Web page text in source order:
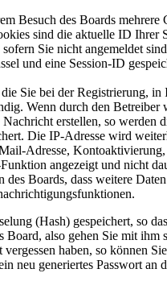
Besuch des Boards
sind die aktuelle ID
Sie nicht angemeldet
und eine Session-ID
Sie bei der Registrierung,
Wenn durch den
erstellen, so
Die IP-Adresse wird
Adresse,
angezeigt und nicht
Boards, dass weitere
(Hash) gespeichert, so
also gehen Sie mit
haben, so können
neu generiertes Passwort